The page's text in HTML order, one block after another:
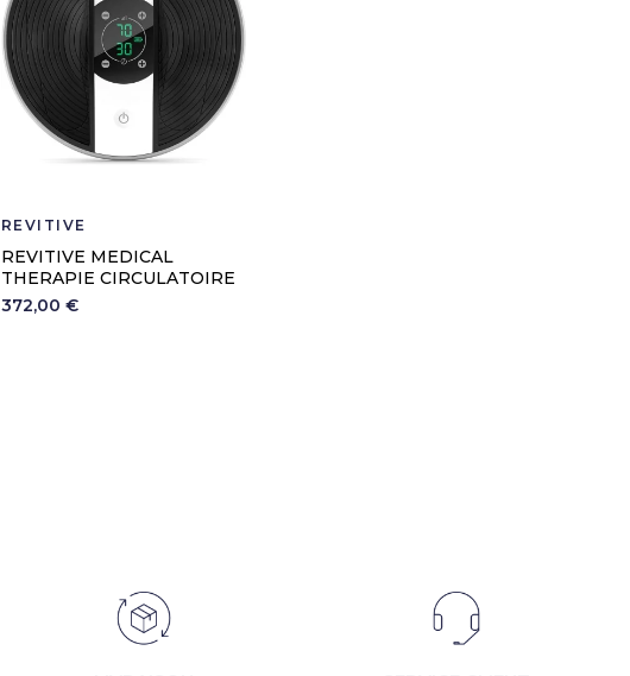
REVITIVE
REVITIVE MEDICAL
THERAPIE CIRCULATOIRE
372,00 €